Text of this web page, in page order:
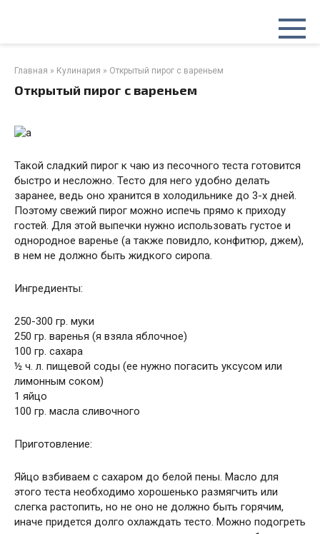
Главная » Кулинария » Открытый пирог с вареньем
Открытый пирог с вареньем
Такой сладкий пирог к чаю из песочного теста готовится
быстро и несложно. Тесто для него удобно делать
заранее, ведь оно хранится в холодильнике до 3-х дней.
Поэтому свежий пирог можно испечь прямо к приходу
гостей. Для этой выпечки нужно использовать густое и
однородное варенье (а также повидло, конфитюр, джем),
в нем не должно быть жидкого сиропа.
Ингредиенты:
250-300 гр. муки
250 гр. варенья (я взяла яблочное)
100 гр. сахара
½ ч. л. пищевой соды (ее нужно погасить уксусом или
лимонным соком)
1 яйцо
100 гр. масла сливочного
Приготовление:
Яйцо взбиваем с сахаром до белой пены. Масло для
этого теста необходимо хорошенько размягчить или
слегка растопить, но не оно не должно быть горячим,
иначе придется долго охлаждать тесто. Можно подогреть